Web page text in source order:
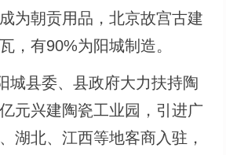
为朝贡用品，北京故宫古建
，有90%为阳城制造。
城县委、县政府大力扶持陶
元兴建陶瓷工业园，引进广
湖北、江西等地客商入驻，